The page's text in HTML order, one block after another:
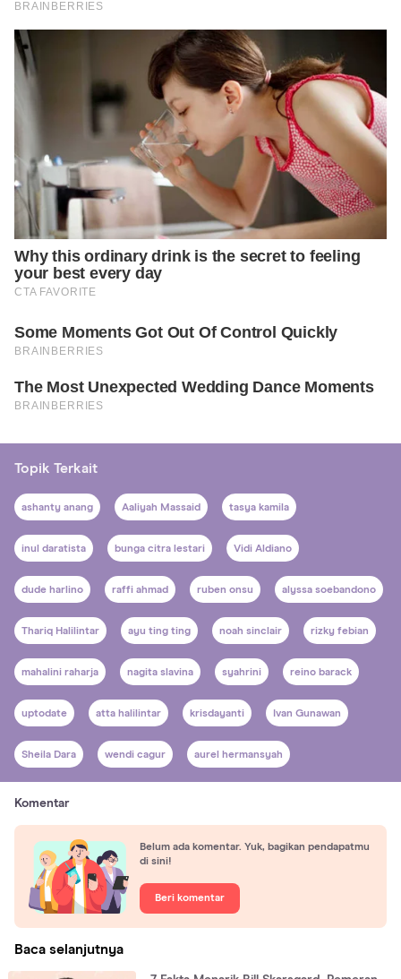
Topik Terkait
ashanty anang Aaliyah Massaid tasya kamila
inul daratista bunga citra lestari Vidi Aldiano
dude harlino raffi ahmad ruben onsu alyssa soebandono
Thariq Halilintar ayu ting ting noah sinclair rizky febian
mahalini raharja nagita slavina syahrini reino barack
uptodate atta halilintar krisdayanti Ivan Gunawan
Sheila Dara wendi cagur aurel hermansyah
Komentar
Belum ada komentar. Yuk, bagikan pendapatmu
di sini!
Beri komentar
Baca selanjutnya